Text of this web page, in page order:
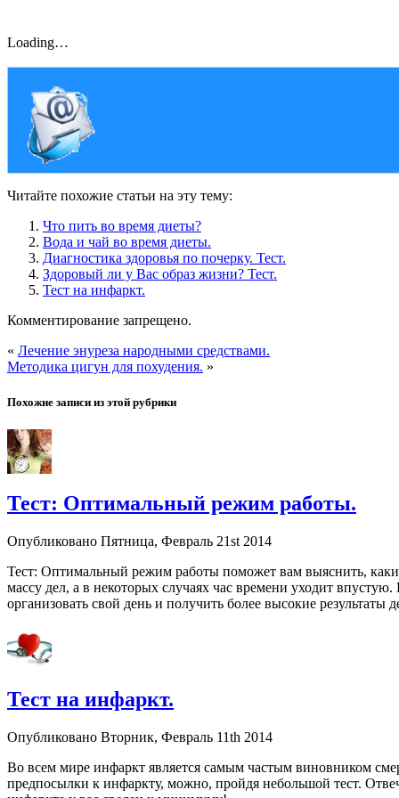
Loading…
Читайте похожие статьи на эту тему:
Что пить во время диеты?
Вода и чай во время диеты.
Диагностика здоровья по почерку. Тест.
Здоровый ли у Вас образ жизни? Тест.
Тест на инфаркт.
Комментирование запрещено.
« Лечение энуреза народными средствами.
Методика цигун для похудения. »
Похожие записи из этой рубрики
Тест: Оптимальный режим работы.
Опубликовано Пятница, Февраль 21st 2014
Тест: Оптимальный режим работы поможет вам выяснить,
массу дел, а в некоторых случаях час времени уходит
организовать свой день и получить более высокие результаты
Тест на инфаркт.
Опубликовано Вторник, Февраль 11th 2014
Во всем мире инфаркт является самым частым виновником
предпосылки к инфаркту, можно, пройдя небольшой тест.